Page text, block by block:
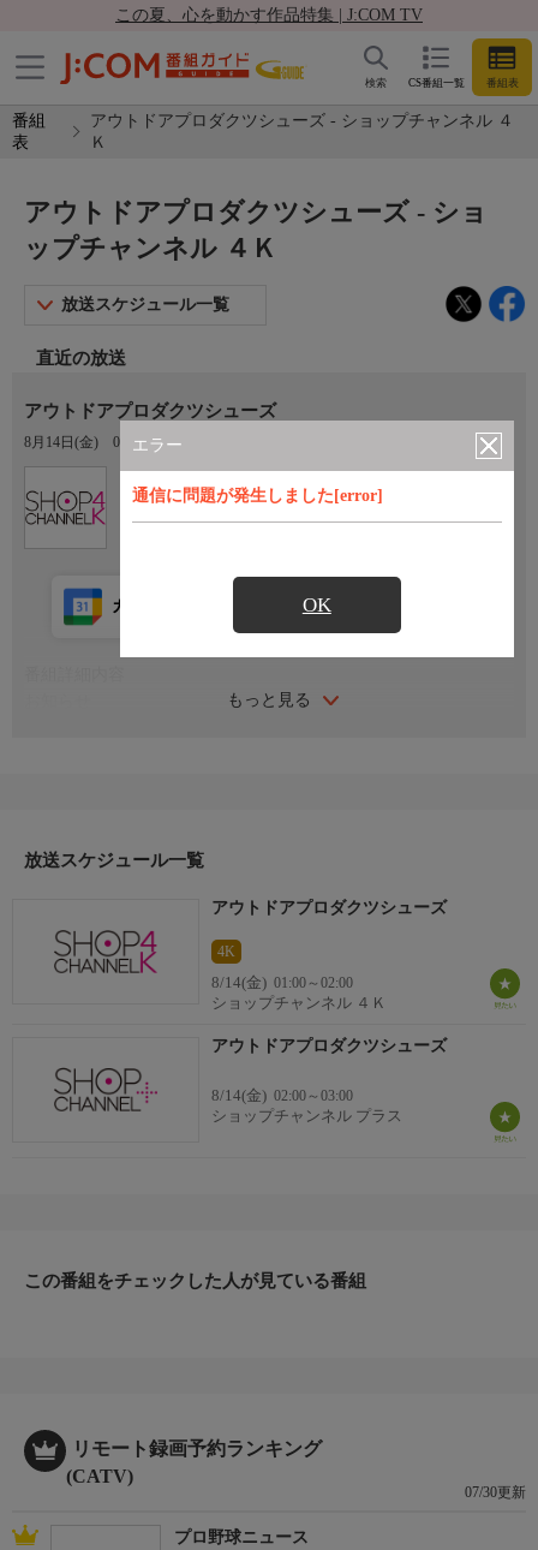
この夏、心を動かす作品特集 | J:COM TV
CS番組一覧 番組表
検索
番組
表
アウトドアプロダクツシューズ - ショップチャンネル ４
Ｋ
エラー
通信に問題が発生しました[error]
OK
アウトドアプロダクツシューズ - ショ
ップチャンネル ４Ｋ
放送スケジュール一覧
直近の放送
アウトドアプロダクツシューズ
8月14日(金) 01:00〜02:00
ショップチャンネル ４Ｋ
もっと見る
カレンダー登録 アプリ視聴
＊ライブ放送につき、番組および商品内容に変更が生じる場合も
ＨＰ：https://www.shopch.jp
放送スケジュール一覧
アウトドアプロダクツシューズ
4K
8/14(金) 01:00～02:00
ショップチャンネル ４Ｋ
アウトドアプロダクツシューズ
8/14(金) 02:00～03:00
ショップチャンネル プラス
この番組をチェックした人が見ている番組
リモート録画予約ランキング
(CATV)
07/30更新
プロ野球ニュース